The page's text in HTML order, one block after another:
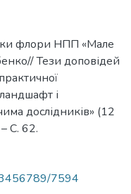
флори НПП «Мале
Тези доповідей
і
дослідників» (12
С. 62.
7594